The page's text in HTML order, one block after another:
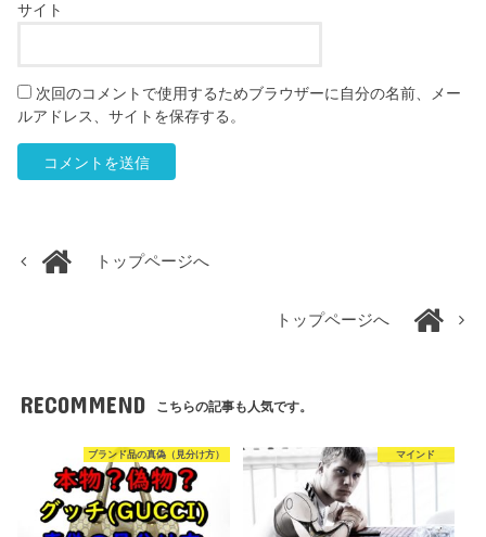
サイト
次回のコメントで使用するためブラウザーに自分の名前、メー
ルアドレス、サイトを保存する。
トップページへ
トップページへ
RECOMMEND こちらの記事も人気です。
ブランド品の真偽（見分け方） マインド